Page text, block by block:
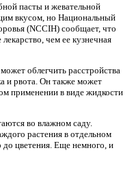
пасты и жевательной
вкусом, но Национальный
(NCCIH) сообщает, что
чем ее кузнечная
облегчить расстройства
и рвота. Он также может
применении в виде жидкости
во влажном саду.
растения в отдельном
цветения. Еще немного, и